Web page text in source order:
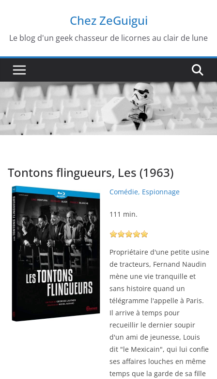
contenu
Chez ZeGuigui
Le blog d'un geek chasseur de licornes au clair de lune
Tontons flingueurs, Les (1963)
Comédie, Espionnage
111 min.
Propriétaire d'une petite usine
de tracteurs, Fernand Naudin
mène une vie tranquille et
sans histoire quand un
télégramme l'appelle à Paris.
Il arrive à temps pour
recueillir le dernier soupir
d'un ami de jeunesse, Louis
dit "le Mexicain", qui lui confie
ses affaires louches en même
temps que la garde de sa fille